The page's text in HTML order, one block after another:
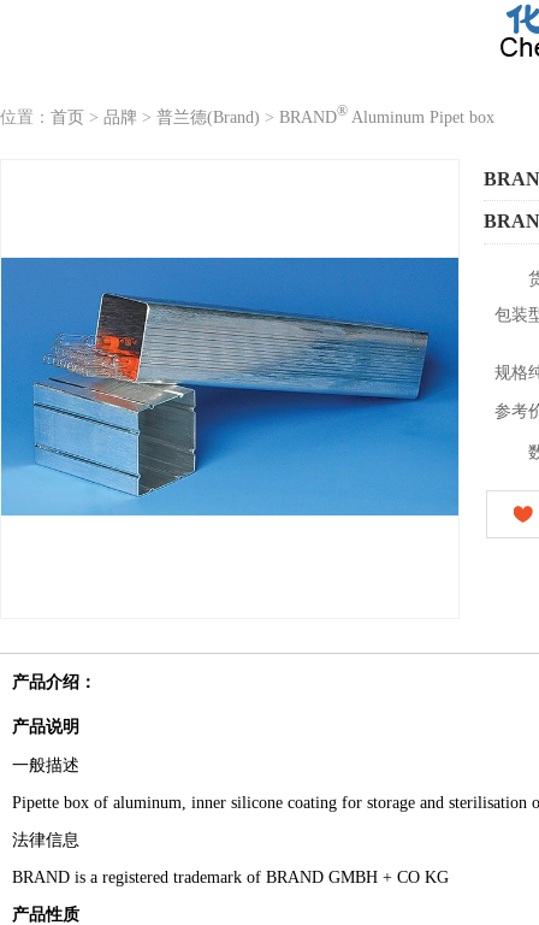
位置： 首页 > 品牌 > 普兰德(Brand) > BRAND® Aluminum Pipet box
包装
规格
参考
产品介绍：
产品说明
一般描述
Pipette box of aluminum, inner silicone coating for storage and sterilisation
法律信息
BRAND is a registered trademark of BRAND GMBH + CO KG
产品性质